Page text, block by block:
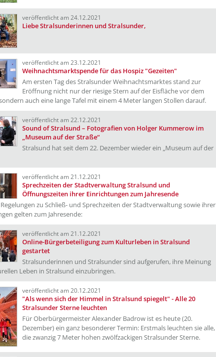
veröffentlicht am 24.12.2021
Liebe Stralsunderinnen und Stralsunder,
veröffentlicht am 23.12.2021
Weihnachtsmarktspende für das Hospiz "Gezeiten"
Am ersten Tag des Stralsunder Weihnachtsmarktes stand zur
Eröffnung nicht nur der riesige Stern auf der Eisfläche vor dem
auch eine lange Tafel mit einem 4 Meter langen Stollen darauf.
veröffentlicht am 22.12.2021
Sound of Stralsund – Fotografien von Holger Kummerow im
„Museum auf der Straße“
Stralsund hat seit dem 22. Dezember wieder ein „Museum auf der
veröffentlicht am 21.12.2021
Sprechzeiten der Stadtverwaltung Stralsund und
Öffnungszeiten ihrer Einrichtungen zum Jahresende
zu Schließ- und Sprechzeiten der Stadtverwaltung sowie ihrer
gelten zum Jahresende:
veröffentlicht am 21.12.2021
Online-Bürgerbeteiligung zum Kulturleben in Stralsund
gestartet
Stralsunderinnen und Stralsunder sind aufgerufen, ihre Meinung
Leben in Stralsund einzubringen.
veröffentlicht am 20.12.2021
"Als wenn sich der Himmel in Stralsund spiegelt" - Alle 20
Stralsunder Sterne leuchten
Für Oberbürgermeister Alexander Badrow ist es heute (20.
Dezember) ein ganz besonderer Termin: Erstmals leuchten sie alle,
die zwanzig 7 Meter hohen zwölfzackigen Stralsunder Sterne.